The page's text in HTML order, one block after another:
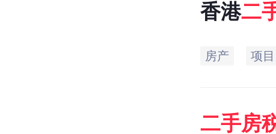
香港二
房产 项目
二手房